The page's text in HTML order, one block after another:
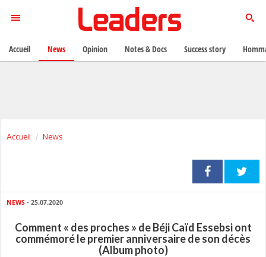
Accueil News
NEWS - 25.07.2020
Comment « des proches » de Béji Caïd Essebsi ont
commémoré le premier anniversaire de son décès
(Album photo)
Accueil News Opinion Notes & Docs Success story